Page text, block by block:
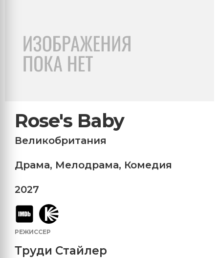
Rose's Baby
Великобритания
Драма, Мелодрама, Комедия
2027
РЕЖИССЕР
Труди Стайлер